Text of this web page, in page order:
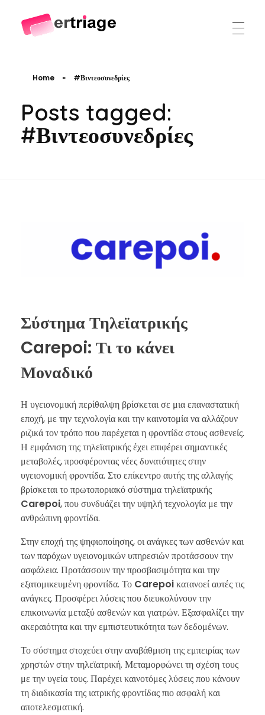
Home » #Βιντεοσυνεδρίες
Posts tagged:
#Βιντεοσυνεδρίες
Σύστημα Τηλεϊατρικής
Carepoi: Τι το κάνει
Μοναδικό
Η υγειονομική περίθαλψη βρίσκεται σε μια επαναστατική
εποχή, με την τεχνολογία και την καινοτομία να αλλάζουν
ριζικά τον τρόπο που παρέχεται η φροντίδα στους ασθενείς.
Η εμφάνιση της τηλεϊατρικής έχει επιφέρει σημαντικές
μεταβολές, προσφέροντας νέες δυνατότητες στην
υγειονομική φροντίδα. Στο επίκεντρο αυτής της αλλαγής
βρίσκεται το πρωτοποριακό σύστημα τηλεϊατρικής
Carepoi, που συνδυάζει την υψηλή τεχνολογία με την
ανθρώπινη φροντίδα.
Στην εποχή της ψηφιοποίησης, οι ανάγκες των ασθενών και
των παρόχων υγειονομικών υπηρεσιών προτάσσουν την
ασφάλεια. Προτάσσουν την προσβασιμότητα και την
εξατομικευμένη φροντίδα. Το Carepoiκατανοεί αυτές τις
ανάγκες. Προσφέρει λύσεις που διευκολύνουν την
επικοινωνία μεταξύ ασθενών και γιατρών. Εξασφαλίζει την
ακεραιότητα και την εμπιστευτικότητα των δεδομένων.
Το σύστημα στοχεύει στην αναβάθμιση της εμπειρίας των
χρηστών στην τηλεϊατρική. Μεταμορφώνει τη σχέση τους
με την υγεία τους. Παρέχει καινοτόμες λύσεις που κάνουν
τη διαδικασία της ιατρικής φροντίδας πιο ασφαλή και
αποτελεσματική.